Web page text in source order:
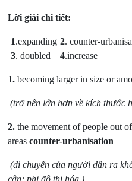
Lời giải chi tiết:
1.expanding 2. counter-
3. doubled 4.increase
1. becoming larger in size or
(trở nên lớn hơn về kích thước
2. the movement of people out
areascounter-urbanisation
(di chuyển của người dân ra